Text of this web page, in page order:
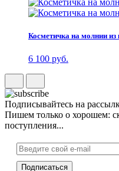
Косметичка на молнии из
6 100 руб.
Подписывайтесь на
Пишем только о хорошем:
поступления...